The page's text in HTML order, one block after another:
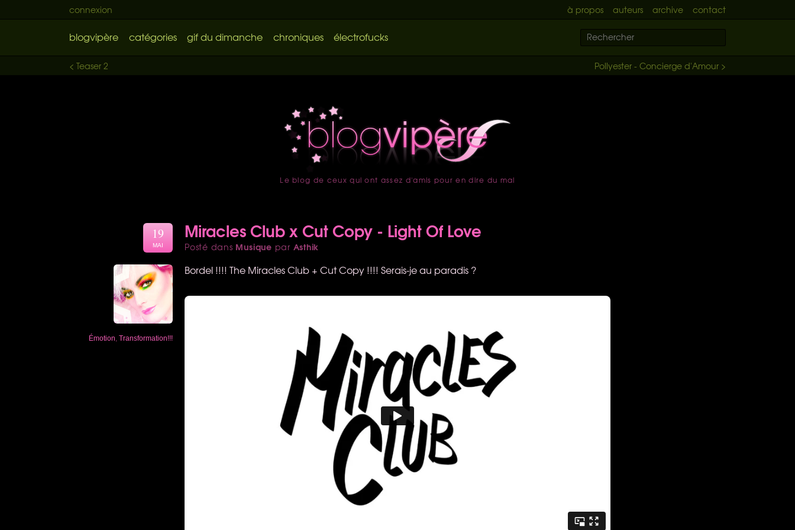
connexion à propos auteurs archive contact
blogvipère catégories gif du dimanche chroniques électrofucks
Pollyester - Concierge d'Amour >
< Teaser 2
accueil
Le blog de ceux qui ont assez d'amis pour en dire du mal
Miracles Club x Cut Copy - Light Of Love
Posté dans Musique par Asthik
19
MAI
Émotion Transformation!!!
Bordel !!!! The Miracles Club + Cut Copy !!!! Serais-je au paradis ?